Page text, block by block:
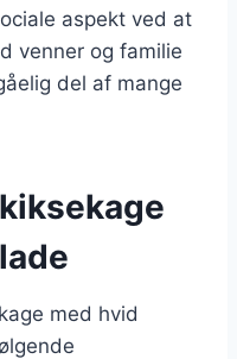
aspekt ved at
venner og familie
del af mange
med hvid